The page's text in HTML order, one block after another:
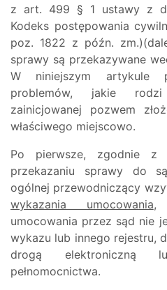
z art. 499 § 1 ustawy z
Kodeks postępowania
poz. 1822 z późn.
sprawy są przekazywane
W niniejszym artykule
problemów, jakie
zainicjowanej pozwem
właściwego miejscowo.
Po pierwsze, zgodnie z
przekazaniu sprawy do
ogólnej przewodniczący
wykazania umocowania,
umocowania przez sąd nie
wykazu lub innego rejestru,
drogą elektroniczną
pełnomocnictwa.